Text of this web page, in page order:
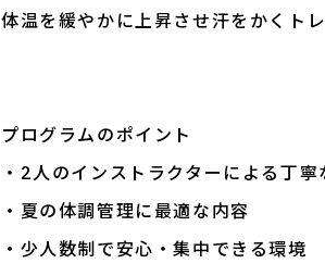
体温を緩やかに上昇させ汗をかくト
プログラムのポイント
・2人のインストラクターによる丁寧
・夏の体調管理に最適な内容
・少人数制で安心・集中できる環境